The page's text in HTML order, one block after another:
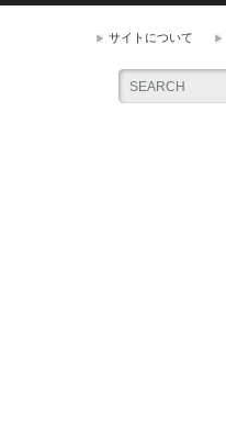
サイトについて